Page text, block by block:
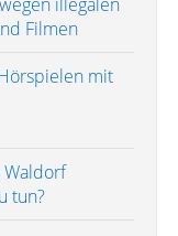
Filmen
mit
Waldorf
tun?